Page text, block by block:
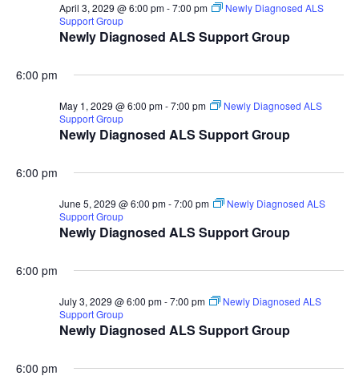
Newly Diagnosed ALS Support Group
April 3, 2029 @ 6:00 pm-7:00 pm
Newly Diagnosed ALS
Support Group
6:00 pm
Newly Diagnosed ALS Support Group
May 1, 2029 @ 6:00 pm-7:00 pm
Newly Diagnosed ALS
Support Group
6:00 pm
Newly Diagnosed ALS Support Group
June 5, 2029 @ 6:00 pm-7:00 pm
Newly Diagnosed ALS
Support Group
6:00 pm
Newly Diagnosed ALS Support Group
July 3, 2029 @ 6:00 pm-7:00 pm
Newly Diagnosed ALS
Support Group
6:00 pm